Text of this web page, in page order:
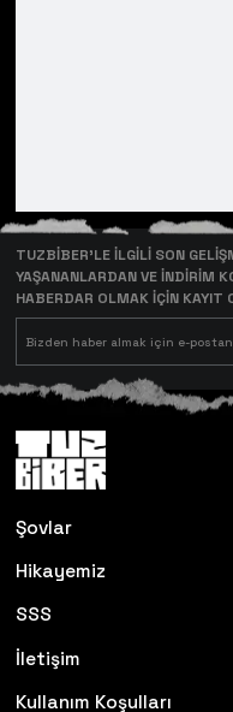
TUZBİBER’LE İLGİLİ SON
YAŞANANLARDAN VE İNDİRİM
HABERDAR OLMAK İÇİN KAYIT
Şovlar
Hikayemiz
SSS
İletişim
Kullanım Koşulları